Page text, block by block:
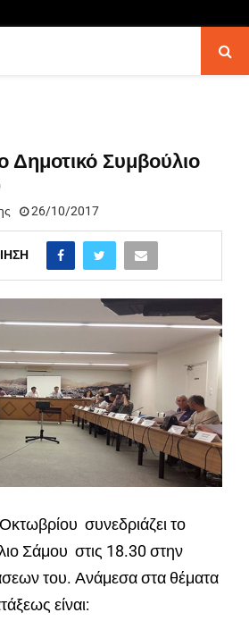
Δημοτικό Συμβούλιο
26/10/2017
συνεδριάζει το
Σάμου στις 18.30 στην
του. Ανάμεσα στα θέματα
είναι: